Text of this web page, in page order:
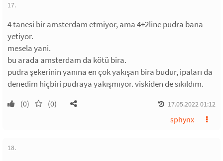
17.
4 tanesi bir amsterdam etmiyor, ama 4+2line pudra bana
yetiyor.
mesela yani.
bu arada amsterdam da kötü bira.
pudra şekerinin yanına en çok yakışan bira budur, ipaları da
denedim hiçbiri pudraya yakışmıyor. viskiden de sıkıldım.
(0) (0) 17.05.2022 01:12
sphynx
18.